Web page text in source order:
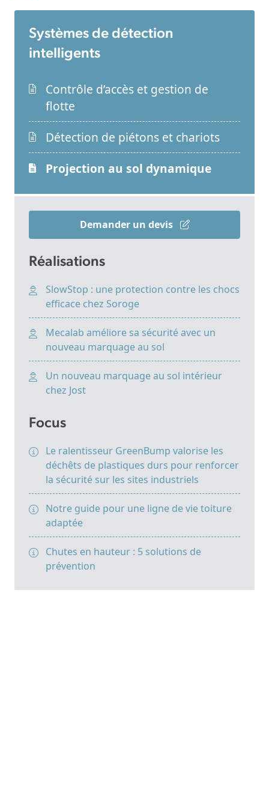
Systèmes de détection
intelligents
Contrôle d’accès et gestion de
flotte
Détection de piétons et chariots
Projection au sol dynamique
Demander un devis
Réalisations
SlowStop : une protection contre les chocs
efficace chez Soroge
Mecalab améliore sa sécurité avec un
nouveau marquage au sol
Un nouveau marquage au sol intérieur
chez Jost
Focus
Le ralentisseur GreenBump valorise les
déchêts de plastiques durs pour renforcer
la sécurité sur les sites industriels
Notre guide pour une ligne de vie toiture
adaptée
Chutes en hauteur : 5 solutions de
prévention